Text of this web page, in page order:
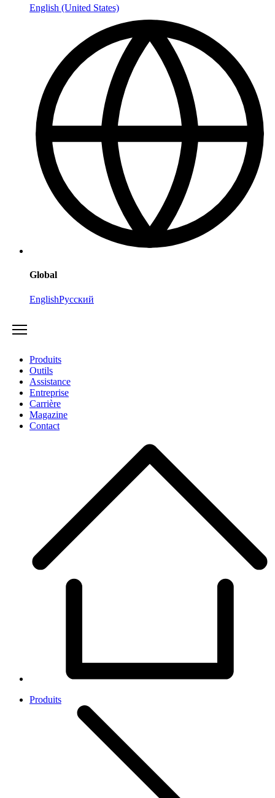
English (United States)
Global
EnglishРусский
Produits
Outils
Assistance
Entreprise
Carrière
Magazine
Contact
Produits